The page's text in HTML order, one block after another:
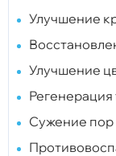
Улучшение
Улучшение
Регенерация
Сужение пор